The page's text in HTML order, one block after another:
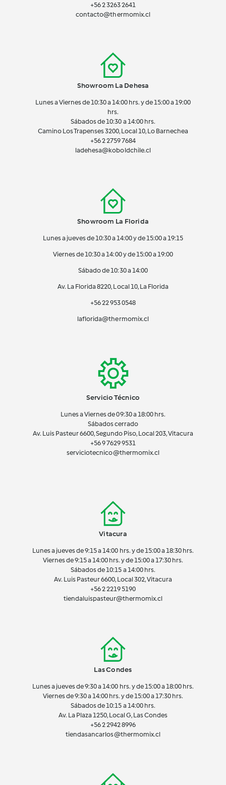
+56 2 3263 2641
contacto@thermomix.cl
Showroom La Dehesa
Lunes a Viernes de 10:30 a 14:00 hrs. y de 15:00 a 19:00
hrs.
Sábados de 10:30 a 14:00 hrs.
Camino Los Trapenses 3200, Local 10, Lo Barnechea
+56 22759 7684
ladehesa@koboldchile.cl
Showroom La Florida
Lunes a jueves de 10:30 a 14:00 y de 15:00 a 19:15
Viernes de 10:30 a 14:00 y de 15:00 a 19:00
Sábado de 10:30 a 14:00
Av. La Florida 8220, Local 10, La Florida
+56 22 953 0548
laflorida@thermomix.cl
Servicio Técnico
Lunes a Viernes de 09:30 a 18:00 hrs.
Sábados cerrado
Av. Luis Pasteur 6600, Segundo Piso, Local 203, Vitacura
+56 9 7629 9531
serviciotecnico@thermomix.cl
Vitacura
Lunes a jueves de 9:15 a 14:00 hrs. y de 15:00 a 18:30 hrs.
Viernes de 9:15 a 14:00 hrs. y de 15:00 a 17:30 hrs.
Sábados de 10:15 a 14:00 hrs.
Av. Luis Pasteur 6600, Local 302, Vitacura
+56 2 2219 5190
tiendaluispasteur@thermomix.cl
Las Condes
Lunes a jueves de 9:30 a 14:00 hrs. y de 15:00 a 18:00 hrs.
Viernes de 9:30 a 14:00 hrs. y de 15:00 a 17:30 hrs.
Sábados de 10:15 a 14:00 hrs.
Av. La Plaza 1250, Local G, Las Condes
+56 2 2942 8996
tiendasancarlos@thermomix.cl